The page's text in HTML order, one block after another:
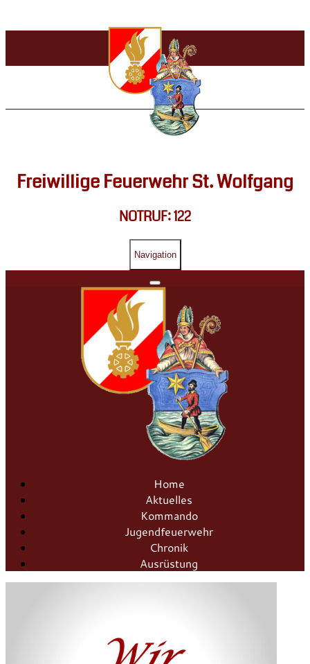
Freiwillige Feuerwehr St. Wolfgang
NOTRUF: 122
Navigation
Home
Aktuelles
Kommando
Jugendfeuerwehr
Chronik
Ausrüstung